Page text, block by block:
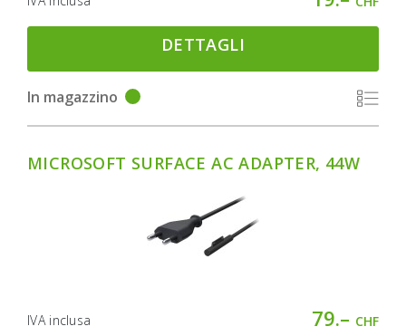
DETTAGLI
In magazzino
MICROSOFT SURFACE AC ADAPTER, 44W
IVA inclusa 79.– CHF